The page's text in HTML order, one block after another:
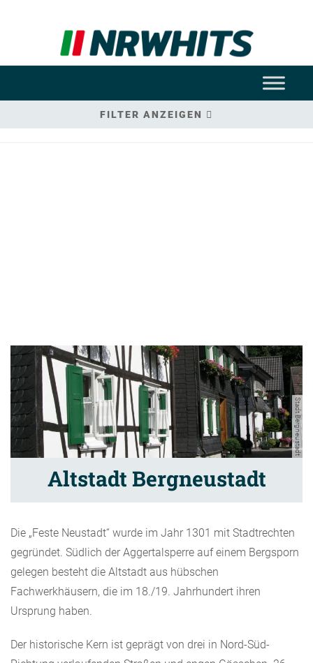
FILTER ANZEIGEN
Stadt Bergneustadt
Altstadt Bergneustadt
Die „Feste Neustadt“ wurde im Jahr 1301 mit Stadtrechten
gegründet. Südlich der Aggertalsperre auf einem Bergsporn
gelegen besteht die Altstadt aus hübschen
Fachwerkhäusern, die im 18./19. Jahrhundert ihren
Ursprung haben.
Der historische Kern ist geprägt von drei in Nord-Süd-